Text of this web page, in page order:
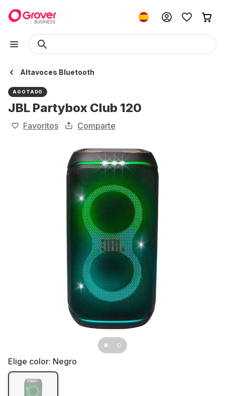
Altavoces Bluetooth
AGOTADO
JBL Partybox Club 120
Favoritos Comparte
Elige color: Negro